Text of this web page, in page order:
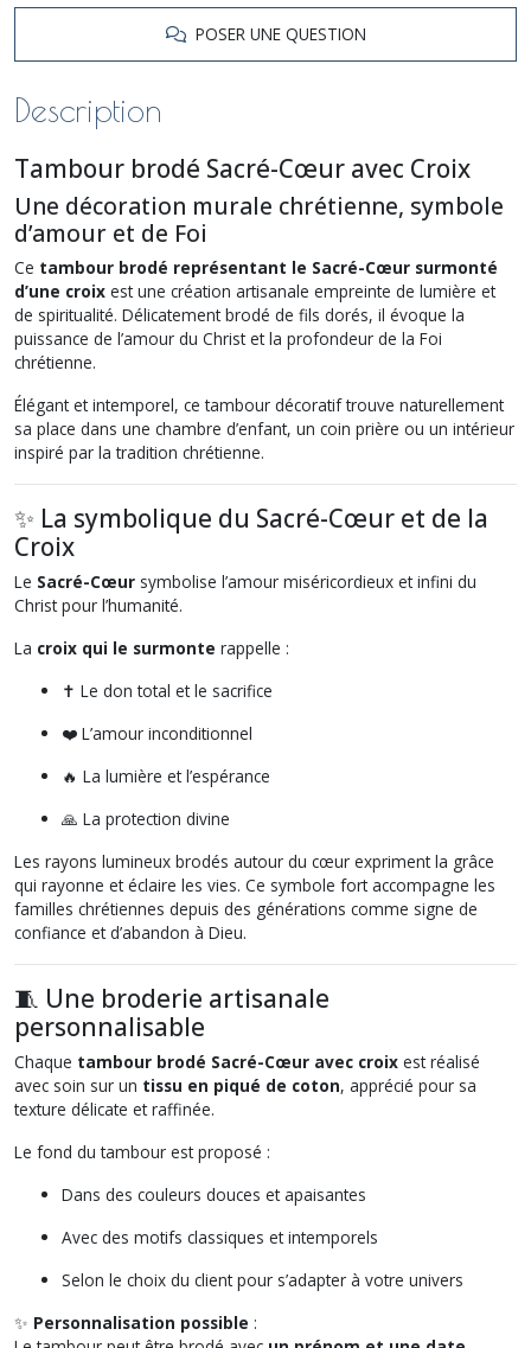
POSER UNE QUESTION
Description
Tambour brodé Sacré-Cœur avec Croix
Une décoration murale chrétienne, symbole
d’amour et de Foi
Ce tambour brodé représentant le Sacré-Cœur surmonté
d’une croix est une création artisanale empreinte de lumière et
de spiritualité. Délicatement brodé de fils dorés, il évoque la
puissance de l’amour du Christ et la profondeur de la Foi
chrétienne.
Élégant et intemporel, ce tambour décoratif trouve naturellement
sa place dans une chambre d’enfant, un coin prière ou un intérieur
inspiré par la tradition chrétienne.
✨ La symbolique du Sacré-Cœur et de la
Croix
Le Sacré-Cœur symbolise l’amour miséricordieux et infini du
Christ pour l’humanité.
La croix qui le surmonte rappelle :
✝️ Le don total et le sacrifice
❤️ L’amour inconditionnel
🔥 La lumière et l’espérance
🙏 La protection divine
Les rayons lumineux brodés autour du cœur expriment la grâce
qui rayonne et éclaire les vies. Ce symbole fort accompagne les
familles chrétiennes depuis des générations comme signe de
confiance et d’abandon à Dieu.
🧵 Une broderie artisanale
personnalisable
Chaque tambour brodé Sacré-Cœur avec croix est réalisé
avec soin sur un tissu en piqué de coton, apprécié pour sa
texture délicate et raffinée.
Le fond du tambour est proposé :
Dans des couleurs douces et apaisantes
Avec des motifs classiques et intemporels
Selon le choix du client pour s’adapter à votre univers
✨ Personnalisation possible :